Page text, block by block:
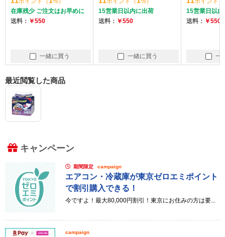
在庫残少 ご注文はお早めに
送料： ￥550
一緒に買う
15営業日以内に出荷
送料： ￥550
一緒に買う
15営業日以内
送料： ￥550
一
最近閲覧した商品
キャンペーン
期間限定 campaign
エアコン・冷蔵庫が東京ゼロエミポイント
で割引購入できる！
今ですよ！最大80,000円割引！東京にお住みの方は要...
campaign